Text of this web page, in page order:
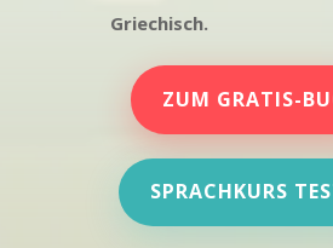
Griechisch.
ZUM GRATIS-
SPRACHKURS